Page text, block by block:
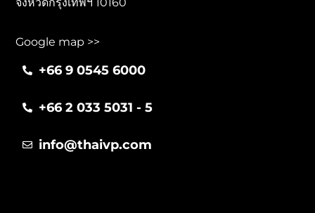
Google map >>
+66 9 0545 6000
+66 2 033 5031 - 5
info@thaivp.com